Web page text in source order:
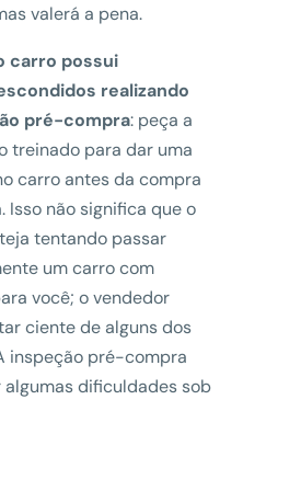
valerá a pena.
carro possui
realizando
pré-compra: peça a
treinado para dar uma
carro antes da compra
Isso não significa que o
tentando passar
um carro com
você; o vendedor
ciente de alguns dos
inspeção pré-compra
algumas dificuldades sob